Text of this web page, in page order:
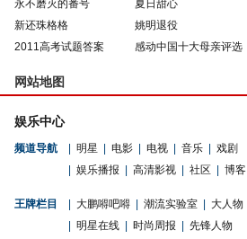
永不磨灭的番号 夏日甜心
新还珠格格
姚明退役
2011高考试题答案
感动中国十大母亲评选
网站地图
娱乐中心
频道导航 明星 电影 电视 音乐
戏剧
娱乐播报 高清影视 社区 博客
王牌栏目 大鹏嘚吧嘚 潮流实验室
大人物
明星在线 时尚周报
先锋人物